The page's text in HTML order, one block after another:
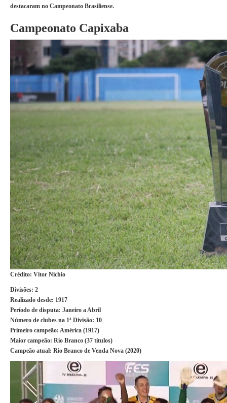
destacaram no Campeonato Brasiliense.
Campeonato Capixaba
Crédito: Vitor Nichio
Divisões: 2
Realizado desde: 1917
Período de disputa: Janeiro a Abril
Número de clubes na 1ª Divisão: 10
Primeiro campeão: América (1917)
Maior campeão: Rio Branco (37 títulos)
Campeão atual: Rio Branco de Venda Nova (2020)